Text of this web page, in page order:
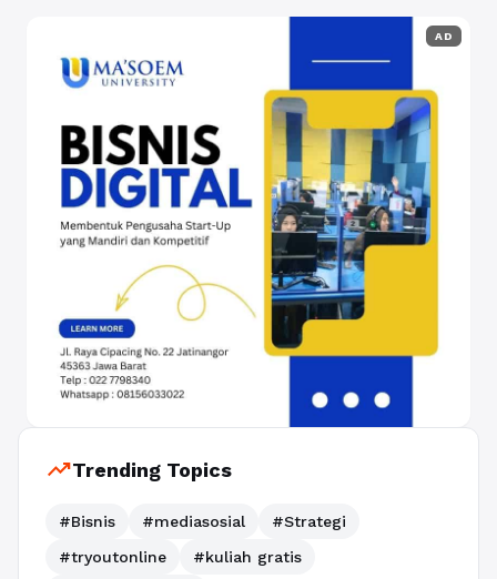
AD
trending_upTrending Topics
#Bisnis #mediasosial
#Strategi
#tryoutonline
#kuliah gratis